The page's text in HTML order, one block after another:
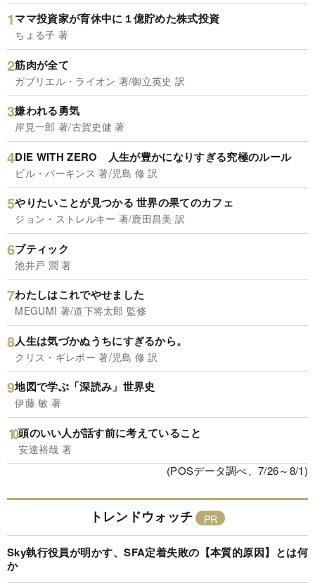
ママ投資家が育休中に１億貯めた株式投資
ちょる子 著
筋肉が全て
ガブリエル・ライオン 著/御立英史 訳
嫌われる勇気
岸見一郎 著/古賀史健 著
DIE WITH ZERO 人生が豊かになりすぎる究極のルール
ビル・パーキンス 著/児島 修 訳
やりたいことが見つかる 世界の果てのカフェ
ジョン・ストレルキー 著/鹿田昌美 訳
ブティック
池井戸 潤 著
わたしはこれでやせました
MEGUMI 著/道下将太郎 監修
人生は気づかぬうちにすぎるから。
クリス・ギレボー 著/児島 修 訳
地図で学ぶ「深読み」世界史
伊藤 敏 著
頭のいい人が話す前に考えていること
安達裕哉 著
(POSデータ調べ、7/26～8/1)
トレンドウォッチ
Sky執行役員が明かす、SFA定着失敗の【本質的原因】とは何
か